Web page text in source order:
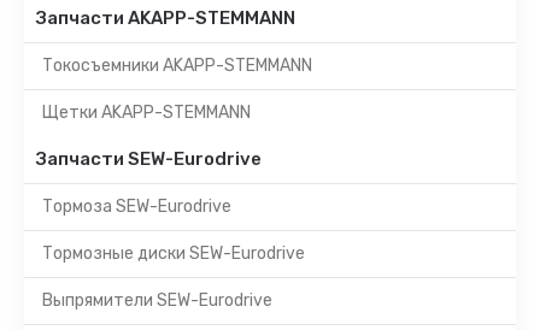
Запчасти AKAPP-STEMMANN
Токосъемники AKAPP-STEMMANN
Щетки AKAPP-STEMMANN
Запчасти SEW-Eurodrive
Тормоза SEW-Eurodrive
Тормозные диски SEW-Eurodrive
Выпрямители SEW-Eurodrive